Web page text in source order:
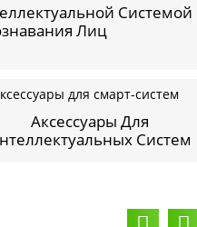
Системой
Лиц
Аксессуары Для
Систем